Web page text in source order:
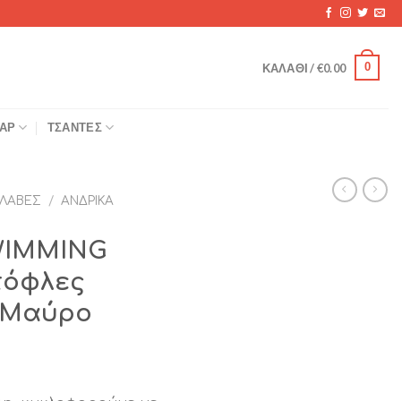
ΚΑΛΆΘΙ /€0.00 0
ΤΣΆΝΤΕΣ
/ ΑΝΔΡΙΚΆ
Μαύρο